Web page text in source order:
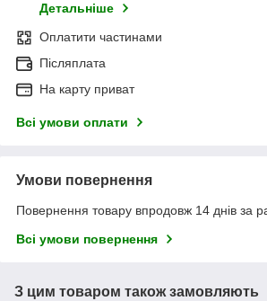
Детальніше
Оплатити частинами
Післяплата
На карту приват
Всі умови оплати
Умови повернення
Повернення товару впродовж 14 днів за
Всі умови повернення
З цим товаром також замовляють